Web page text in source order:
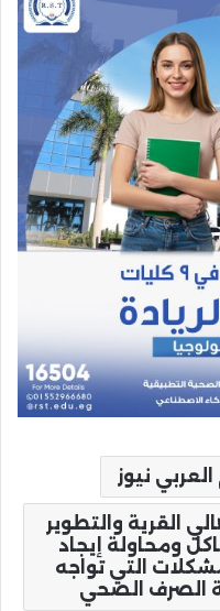
العربي نيوز
القرية والتطوير
ومحاولة إيجاد
التي تواجه
الصرف الصحي